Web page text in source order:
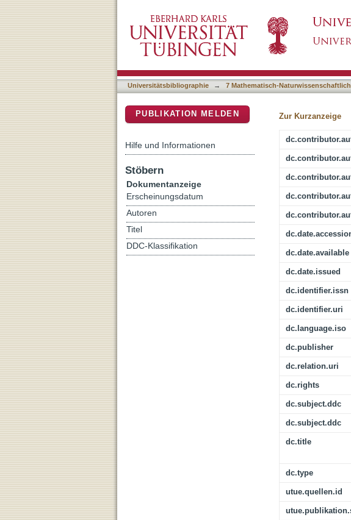
Universitätsbibliographie → 7 Mathematisch-
Zur Kurzanzeige
dc.date.available
dc.date.issued
dc.identifier.issn
dc.identifier.uri
dc.language.iso
dc.publisher
dc.relation.uri
dc.rights
dc.subject.ddc
dc.subject.ddc
dc.title
dc.type
utue.quellen.id
PUBLIKATION MELDEN
Hilfe und Informationen
Stöbern
Dokumentanzeige
Erscheinungsdatum
Autoren
Titel
DDC-Klassifikation